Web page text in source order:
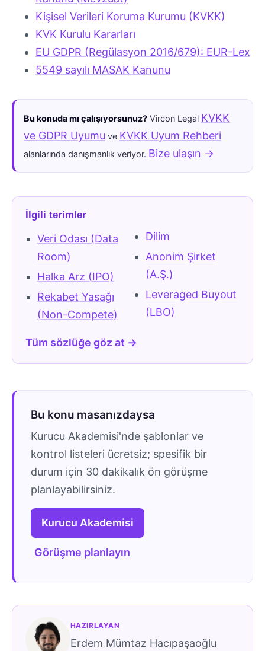
Kişisel Verileri Koruma Kurumu (KVKK)
KVK Kurulu Kararları
EU GDPR (Regülasyon 2016/679): EUR-Lex
5549 sayılı MASAK Kanunu
Bu konuda mı çalışıyorsunuz? Vircon Legal KVKK
ve GDPR Uyumu ve KVKK Uyum Rehberi
alanlarında danışmanlık veriyor. Bize ulaşın →
İlgili terimler
Veri Odası (Data
Room)
Halka Arz (IPO)
Rekabet Yasağı
(Non-Compete)
Dilim
Anonim Şirket
(A.Ş.)
Leveraged Buyout
(LBO)
Tüm sözlüğe göz at →
Bu konu masanızdaysa
Kurucu Akademisi'nde şablonlar ve
kontrol listeleri ücretsiz; spesifik bir
durum için 30 dakikalık ön görüşme
planlayabilirsiniz.
Kurucu Akademisi
Görüşme planlayın
HAZIRLAYAN
Erdem Mümtaz Hacıpaşaoğlu